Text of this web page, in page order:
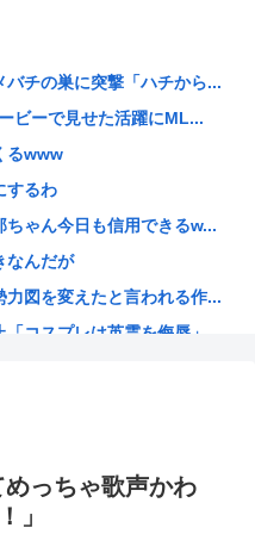
､重篤な植物状態だが､...
日葬」をした結果ｗ...
ん！焼肉のタレ買ってき...
ムテキング」、ガチで最...
ムテキング」、ガチで最...
ぁ、頭の“バルカン”意味...
手を取りおっぱいに押し...
刃が1mm小さくなった」...
チの巣に突撃「ハチから...
ビーで見せた活躍にML...
るwww
するわ
ちゃん今日も信用できるw...
なんだが
図を変えたと言われる作...
コスプレは英霊を侮辱」
でほんとに癒される
、経歴がおかしい」
アコン」を政府に切望。
っちゃ歌声かわ
」